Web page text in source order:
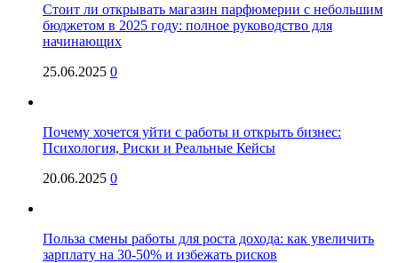
Стоит ли открывать магазин парфюмерии с небольшим
бюджетом в 2025 году: полное руководство для
начинающих
25.06.2025 0
Почему хочется уйти с работы и открыть бизнес:
Психология, Риски и Реальные Кейсы
20.06.2025 0
Польза смены работы для роста дохода: как увеличить
зарплату на 30-50% и избежать рисков